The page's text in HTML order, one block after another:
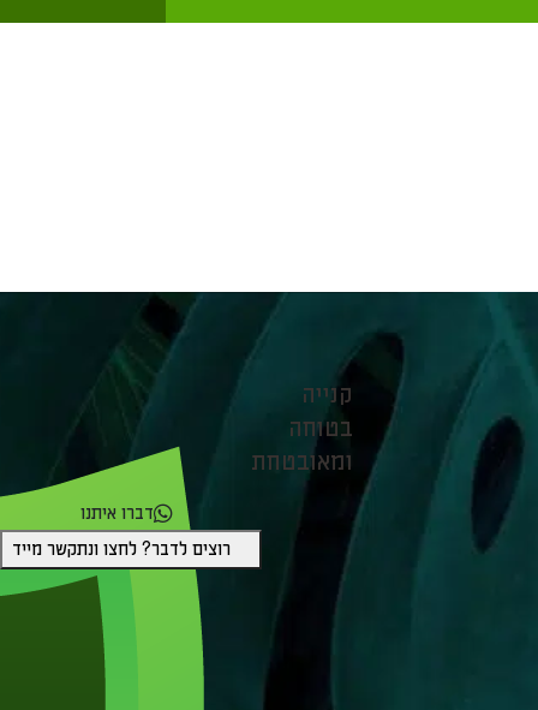
קנייה
בטוחה
ומאובטחת
דברו איתנו
רוצים לדבר? לחצו ונתקשר מייד